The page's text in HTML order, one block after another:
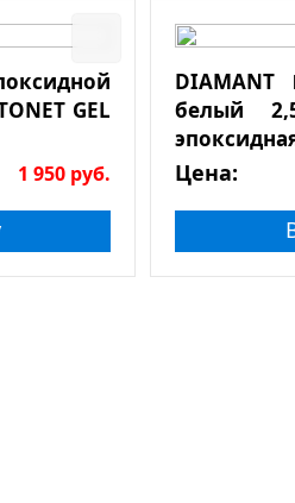
GEL
1 950 руб.
белый
Цена: